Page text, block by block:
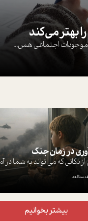
بهتر می‌کند
موجودات اجتماعی هس...
در زمان جنگ
بیشتر بخوانیم